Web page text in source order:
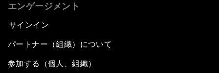
エンゲージメント
サインイン
パートナー（組織）について
参加する（個人、組織）